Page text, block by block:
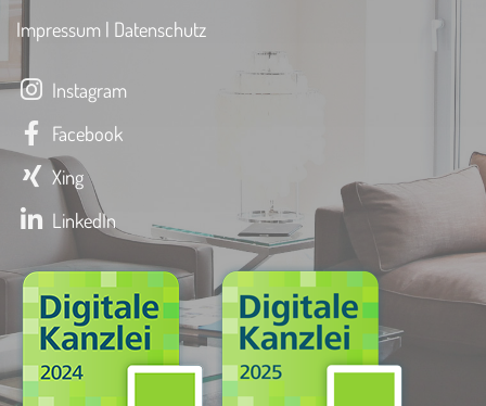
Impressum | Datenschutz
Instagram
Facebook
Xing
LinkedIn